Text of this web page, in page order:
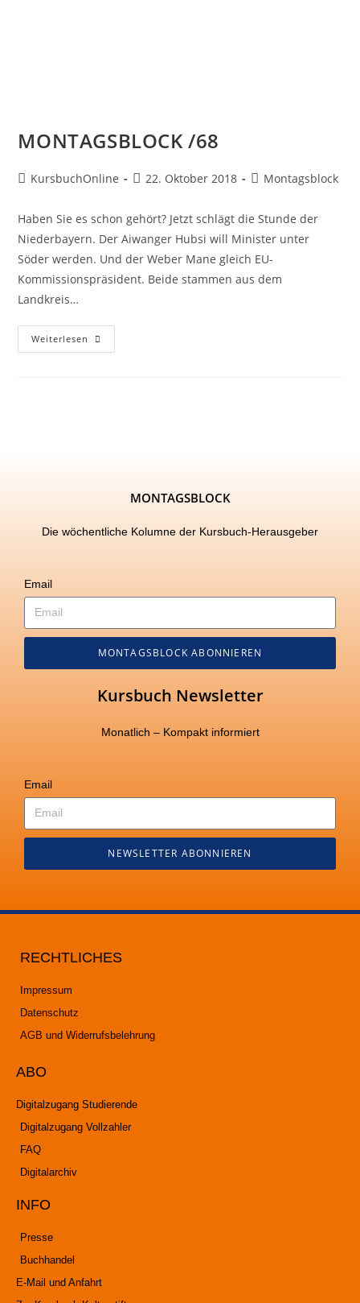
MONTAGSBLOCK /68
KursbuchOnline 22. Oktober 2018 Montagsblock
Haben Sie es schon gehört? Jetzt schlägt die Stunde der
Niederbayern. Der Aiwanger Hubsi will Minister unter
Söder werden. Und der Weber Mane gleich EU-
Kommissionspräsident. Beide stammen aus dem
Landkreis…
Weiterlesen
MONTAGSBLOCK
Die wöchentliche Kolumne der Kursbuch-Herausgeber
Email
MONTAGSBLOCK ABONNIEREN
Kursbuch Newsletter
Monatlich – Kompakt informiert
Email
NEWSLETTER ABONNIEREN
RECHTLICHES
Impressum
Datenschutz
AGB und Widerrufsbelehrung
ABO
Digitalzugang Studierende
Digitalzugang Vollzahler
FAQ
Digitalarchiv
INFO
Presse
Buchhandel
E-Mail und Anfahrt